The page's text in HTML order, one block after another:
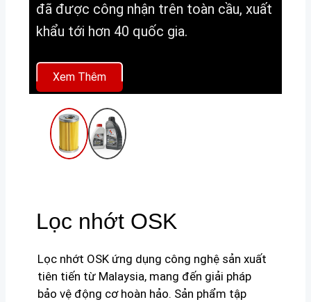
đã được công nhận trên toàn cầu, xuất
khẩu tới hơn 40 quốc gia.
Xem Thêm
Lọc nhớt OSK
Lọc nhớt OSK ứng dụng công nghệ sản xuất
tiên tiến từ Malaysia, mang đến giải pháp
bảo vệ động cơ hoàn hảo. Sản phẩm tập